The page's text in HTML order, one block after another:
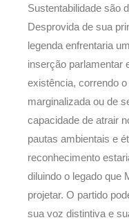
Sustentabilidade são
Desprovida de sua
legenda enfrentaria
inserção parlamentar
existência, correndo
marginalizada ou de
capacidade de atrair
pautas ambientais e
reconhecimento
diluindo o legado que
projetar. O partido
sua voz distintiva e